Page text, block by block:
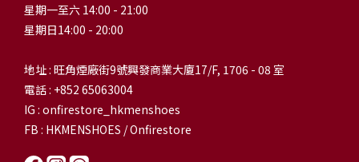
星期一至六 14:00 - 21:00
星期日14:00 - 20:00
地址 : 旺角煙廠街9號興發商業大廈17/F, 1706 - 08 室
電話 : +852 65063004
IG : onfirestore_hkmenshoes
FB : HKMENSHOES / Onfirestore